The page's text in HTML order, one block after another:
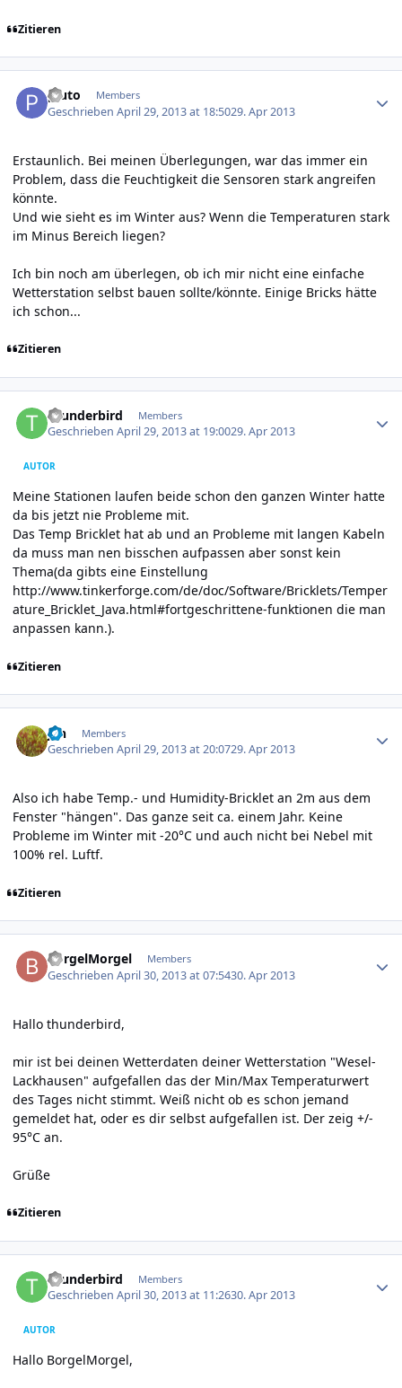
Zitieren
pluto Members
GeschriebenApril 29, 2013 at 18:5029. Apr 2013
Erstaunlich. Bei meinen Überlegungen, war das immer ein
Problem, dass die Feuchtigkeit die Sensoren stark angreifen
könnte.
Und wie sieht es im Winter aus? Wenn die Temperaturen stark
im Minus Bereich liegen?
Ich bin noch am überlegen, ob ich mir nicht eine einfache
Wetterstation selbst bauen sollte/könnte. Einige Bricks hätte
ich schon...
Zitieren
thunderbird Members
GeschriebenApril 29, 2013 at 19:0029. Apr 2013
AUTOR
Meine Stationen laufen beide schon den ganzen Winter hatte
da bis jetzt nie Probleme mit.
Das Temp Bricklet hat ab und an Probleme mit langen Kabeln
da muss man nen bisschen aufpassen aber sonst kein
Thema(da gibts eine Einstellung
http://www.tinkerforge.com/de/doc/Software/Bricklets/Temper
ature_Bricklet_Java.html#fortgeschrittene-funktionen die man
anpassen kann.).
Zitieren
jan Members
GeschriebenApril 29, 2013 at 20:0729. Apr 2013
Also ich habe Temp.- und Humidity-Bricklet an 2m aus dem
Fenster "hängen". Das ganze seit ca. einem Jahr. Keine
Probleme im Winter mit -20°C und auch nicht bei Nebel mit
100% rel. Luftf.
Zitieren
BorgelMorgel Members
GeschriebenApril 30, 2013 at 07:5430. Apr 2013
Hallo thunderbird,
mir ist bei deinen Wetterdaten deiner Wetterstation "Wesel-
Lackhausen" aufgefallen das der Min/Max Temperaturwert
des Tages nicht stimmt. Weiß nicht ob es schon jemand
gemeldet hat, oder es dir selbst aufgefallen ist. Der zeig +/-
95°C an.
Grüße
Zitieren
thunderbird Members
GeschriebenApril 30, 2013 at 11:2630. Apr 2013
AUTOR
Hallo BorgelMorgel,